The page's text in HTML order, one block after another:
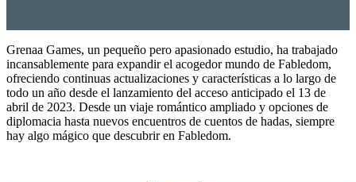
Grenaa Games, un pequeño pero apasionado estudio, ha trabajado
incansablemente para expandir el acogedor mundo de Fabledom,
ofreciendo continuas actualizaciones y características a lo largo de
todo un año desde el lanzamiento del acceso anticipado el 13 de
abril de 2023. Desde un viaje romántico ampliado y opciones de
diplomacia hasta nuevos encuentros de cuentos de hadas, siempre
hay algo mágico que descubrir en Fabledom.